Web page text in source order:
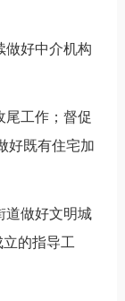
做好中介机构
尾工作；督促
好既有住宅加
道做好文明城
的指导工